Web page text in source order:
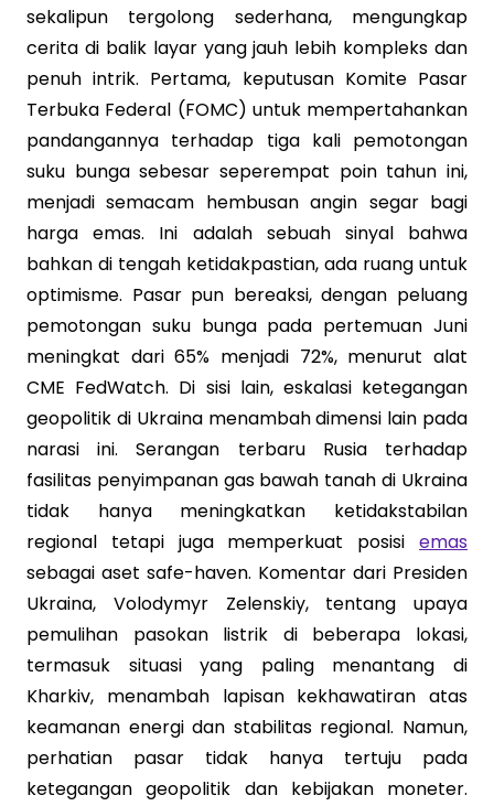
sekalipun tergolong sederhana, mengungkap
cerita di balik layar yang jauh lebih kompleks dan
penuh intrik. Pertama, keputusan Komite Pasar
Terbuka Federal (FOMC) untuk mempertahankan
pandangannya terhadap tiga kali pemotongan
suku bunga sebesar seperempat poin tahun ini,
menjadi semacam hembusan angin segar bagi
harga emas. Ini adalah sebuah sinyal bahwa
bahkan di tengah ketidakpastian, ada ruang untuk
optimisme. Pasar pun bereaksi, dengan peluang
pemotongan suku bunga pada pertemuan Juni
meningkat dari 65% menjadi 72%, menurut alat
CME FedWatch. Di sisi lain, eskalasi ketegangan
geopolitik di Ukraina menambah dimensi lain pada
narasi ini. Serangan terbaru Rusia terhadap
fasilitas penyimpanan gas bawah tanah di Ukraina
tidak hanya meningkatkan ketidakstabilan
regional tetapi juga memperkuat posisi emas
sebagai aset safe-haven. Komentar dari Presiden
Ukraina, Volodymyr Zelenskiy, tentang upaya
pemulihan pasokan listrik di beberapa lokasi,
termasuk situasi yang paling menantang di
Kharkiv, menambah lapisan kekhawatiran atas
keamanan energi dan stabilitas regional. Namun,
perhatian pasar tidak hanya tertuju pada
ketegangan geopolitik dan kebijakan moneter.